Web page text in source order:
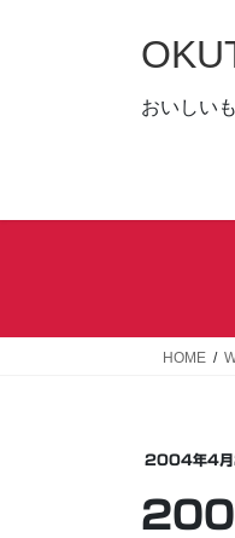
キ
に
おいしい
HOME
2004年4